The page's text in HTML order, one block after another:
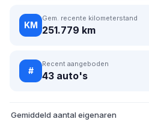
KM
Gem. recente kilometerstand
251.779 km
#
Recent aangeboden
43 auto's
Gemiddeld aantal eigenaren